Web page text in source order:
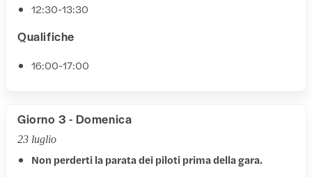
12:30-13:30
Qualifiche
16:00-17:00
Giorno 3 - Domenica
23 luglio
Non perderti la parata dei piloti prima della gara.